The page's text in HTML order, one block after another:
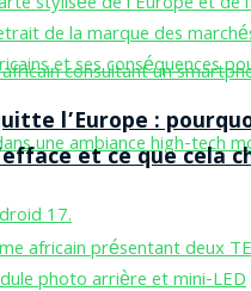
l’Europe :
et ce que cela